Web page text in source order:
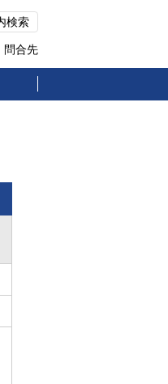
検索
問合先